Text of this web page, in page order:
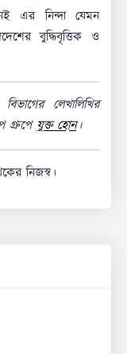
এর নিন্দা যেমন
বুদ্ধিবৃত্তিক ও
লেখালিখির
গ্রুপেযুক্ত হোন।
নিজস্ব।